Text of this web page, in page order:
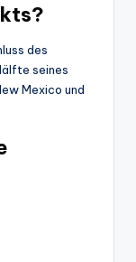
des
seines
Mexico und